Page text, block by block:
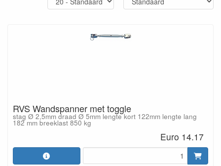
RVS Wandspanner met toggle
stag Ø 2,5mm draad Ø 5mm lengte kort 122mm lengte lang
182 mm breeklast 850 kg
Euro 14.17